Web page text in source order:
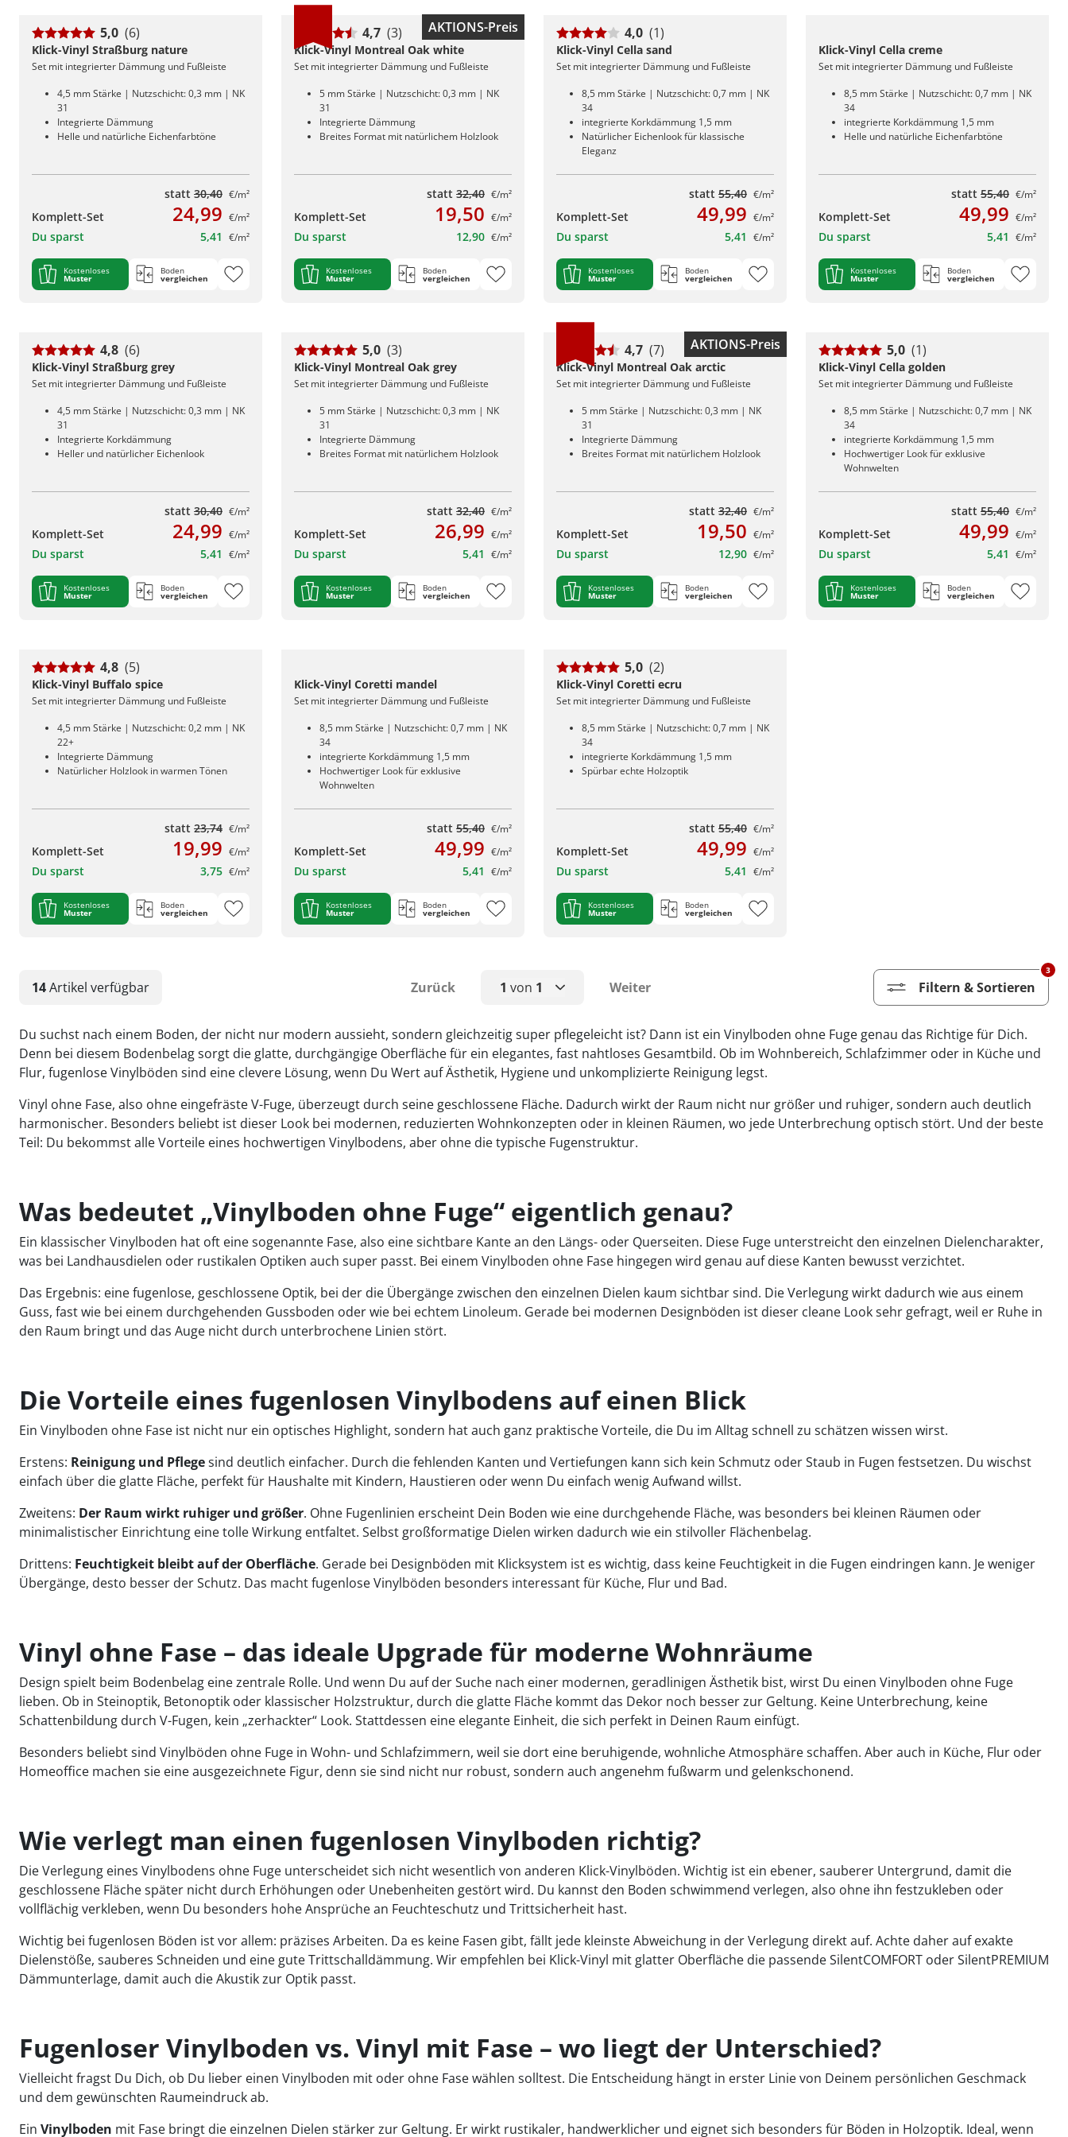
5,0 (6)
Klick-Vinyl Straßburg nature
Set mit integrierter Dämmung und Fußleiste
4,5 mm Stärke | Nutzschicht: 0,3 mm | NK
31
Integrierte Dämmung
Helle und natürliche Eichenfarbtöne
statt 30,40 €/m²
Komplett-Set 24,99 €/m²
Du sparst 5,41 €/m²
Kostenloses
Muster
Boden
vergleichen
AKTIONS-Preis
4,7 (3)
Klick-Vinyl Montreal Oak white
Set mit integrierter Dämmung und Fußleiste
5 mm Stärke | Nutzschicht: 0,3 mm | NK
31
Integrierte Dämmung
Breites Format mit natürlichem Holzlook
statt 32,40 €/m²
Komplett-Set 19,50 €/m²
Du sparst 12,90 €/m²
Kostenloses
Muster
Boden
vergleichen
4,0 (1)
Klick-Vinyl Cella sand
Set mit integrierter Dämmung und Fußleiste
8,5 mm Stärke | Nutzschicht: 0,7 mm | NK
34
integrierte Korkdämmung 1,5 mm
Natürlicher Eichenlook für klassische
Eleganz
statt 55,40 €/m²
Komplett-Set 49,99 €/m²
Du sparst 5,41 €/m²
Kostenloses
Muster
Boden
vergleichen
Klick-Vinyl Cella creme
Set mit integrierter Dämmung und Fußleiste
8,5 mm Stärke | Nutzschicht: 0,7 mm | NK
34
integrierte Korkdämmung 1,5 mm
Helle und natürliche Eichenfarbtöne
statt 55,40 €/m²
Komplett-Set 49,99 €/m²
Du sparst 5,41 €/m²
Kostenloses
Muster
Boden
vergleichen
4,8 (6)
Klick-Vinyl Straßburg grey
Set mit integrierter Dämmung und Fußleiste
4,5 mm Stärke | Nutzschicht: 0,3 mm | NK
31
Integrierte Korkdämmung
Heller und natürlicher Eichenlook
statt 30,40 €/m²
Komplett-Set 24,99 €/m²
Du sparst 5,41 €/m²
Kostenloses
Muster
Boden
vergleichen
5,0 (3)
Klick-Vinyl Montreal Oak grey
Set mit integrierter Dämmung und Fußleiste
5 mm Stärke | Nutzschicht: 0,3 mm | NK
31
Integrierte Dämmung
Breites Format mit natürlichem Holzlook
statt 32,40 €/m²
Komplett-Set 26,99 €/m²
Du sparst 5,41 €/m²
Kostenloses
Muster
Boden
vergleichen
AKTIONS-Preis
4,7 (7)
Klick-Vinyl Montreal Oak arctic
Set mit integrierter Dämmung und Fußleiste
5 mm Stärke | Nutzschicht: 0,3 mm | NK
31
Integrierte Dämmung
Breites Format mit natürlichem Holzlook
statt 32,40 €/m²
Komplett-Set 19,50 €/m²
Du sparst 12,90 €/m²
Kostenloses
Muster
Boden
vergleichen
5,0 (1)
Klick-Vinyl Cella golden
Set mit integrierter Dämmung und Fußleiste
8,5 mm Stärke | Nutzschicht: 0,7 mm | NK
34
integrierte Korkdämmung 1,5 mm
Hochwertiger Look für exklusive
Wohnwelten
statt 55,40 €/m²
Komplett-Set 49,99 €/m²
Du sparst 5,41 €/m²
Kostenloses
Muster
Boden
vergleichen
4,8 (5)
Klick-Vinyl Buffalo spice
Set mit integrierter Dämmung und Fußleiste
4,5 mm Stärke | Nutzschicht: 0,2 mm | NK
22+
Integrierte Dämmung
Natürlicher Holzlook in warmen Tönen
statt 23,74 €/m²
Komplett-Set 19,99 €/m²
Du sparst 3,75 €/m²
Kostenloses
Muster
Boden
vergleichen
Klick-Vinyl Coretti mandel
Set mit integrierter Dämmung und Fußleiste
8,5 mm Stärke | Nutzschicht: 0,7 mm | NK
34
integrierte Korkdämmung 1,5 mm
Hochwertiger Look für exklusive
Wohnwelten
statt 55,40 €/m²
Komplett-Set 49,99 €/m²
Du sparst 5,41 €/m²
Kostenloses
Muster
Boden
vergleichen
5,0 (2)
Klick-Vinyl Coretti ecru
Set mit integrierter Dämmung und Fußleiste
8,5 mm Stärke | Nutzschicht: 0,7 mm | NK
34
integrierte Korkdämmung 1,5 mm
Spürbar echte Holzoptik
statt 55,40 €/m²
Komplett-Set 49,99 €/m²
Du sparst 5,41 €/m²
Kostenloses
Muster
Boden
vergleichen
14Artikel verfügbar Zurück 1 von 1 Weiter Filtern & Sortieren
3
Du suchst nach einem Boden, der nicht nur modern aussieht, sondern gleichzeitig super pflegeleicht ist? Dann ist ein Vinylboden ohne Fuge genau das Richtige für Dich.
Denn bei diesem Bodenbelag sorgt die glatte, durchgängige Oberfläche für ein elegantes, fast nahtloses Gesamtbild. Ob im Wohnbereich, Schlafzimmer oder in Küche und
Flur, fugenlose Vinylböden sind eine clevere Lösung, wenn Du Wert auf Ästhetik, Hygiene und unkomplizierte Reinigung legst.
Vinyl ohne Fase, also ohne eingefräste V-Fuge, überzeugt durch seine geschlossene Fläche. Dadurch wirkt der Raum nicht nur größer und ruhiger, sondern auch deutlich
harmonischer. Besonders beliebt ist dieser Look bei modernen, reduzierten Wohnkonzepten oder in kleinen Räumen, wo jede Unterbrechung optisch stört. Und der beste
Teil: Du bekommst alle Vorteile eines hochwertigen Vinylbodens, aber ohne die typische Fugenstruktur.
Was bedeutet „Vinylboden ohne Fuge“ eigentlich genau?
Ein klassischer Vinylboden hat oft eine sogenannte Fase, also eine sichtbare Kante an den Längs- oder Querseiten. Diese Fuge unterstreicht den einzelnen Dielencharakter,
was bei Landhausdielen oder rustikalen Optiken auch super passt. Bei einem Vinylboden ohne Fase hingegen wird genau auf diese Kanten bewusst verzichtet.
Das Ergebnis: eine fugenlose, geschlossene Optik, bei der die Übergänge zwischen den einzelnen Dielen kaum sichtbar sind. Die Verlegung wirkt dadurch wie aus einem
Guss, fast wie bei einem durchgehenden Gussboden oder wie bei echtem Linoleum. Gerade bei modernen Designböden ist dieser cleane Look sehr gefragt, weil er Ruhe in
den Raum bringt und das Auge nicht durch unterbrochene Linien stört.
Die Vorteile eines fugenlosen Vinylbodens auf einen Blick
Ein Vinylboden ohne Fase ist nicht nur ein optisches Highlight, sondern hat auch ganz praktische Vorteile, die Du im Alltag schnell zu schätzen wissen wirst.
Erstens: Reinigung und Pflegesind deutlich einfacher. Durch die fehlenden Kanten und Vertiefungen kann sich kein Schmutz oder Staub in Fugen festsetzen. Du wischst
einfach über die glatte Fläche, perfekt für Haushalte mit Kindern, Haustieren oder wenn Du einfach wenig Aufwand willst.
Zweitens: Der Raum wirkt ruhiger und größer. Ohne Fugenlinien erscheint Dein Boden wie eine durchgehende Fläche, was besonders bei kleinen Räumen oder
minimalistischer Einrichtung eine tolle Wirkung entfaltet. Selbst großformatige Dielen wirken dadurch wie ein stilvoller Flächenbelag.
Drittens: Feuchtigkeit bleibt auf der Oberfläche. Gerade bei Designböden mit Klicksystem ist es wichtig, dass keine Feuchtigkeit in die Fugen eindringen kann. Je weniger
Übergänge, desto besser der Schutz. Das macht fugenlose Vinylböden besonders interessant für Küche, Flur und Bad.
Vinyl ohne Fase – das ideale Upgrade für moderne Wohnräume
Design spielt beim Bodenbelag eine zentrale Rolle. Und wenn Du auf der Suche nach einer modernen, geradlinigen Ästhetik bist, wirst Du einen Vinylboden ohne Fuge
lieben. Ob in Steinoptik, Betonoptik oder klassischer Holzstruktur, durch die glatte Fläche kommt das Dekor noch besser zur Geltung. Keine Unterbrechung, keine
Schattenbildung durch V-Fugen, kein „zerhackter“ Look. Stattdessen eine elegante Einheit, die sich perfekt in Deinen Raum einfügt.
Besonders beliebt sind Vinylböden ohne Fuge in Wohn- und Schlafzimmern, weil sie dort eine beruhigende, wohnliche Atmosphäre schaffen. Aber auch in Küche, Flur oder
Homeoffice machen sie eine ausgezeichnete Figur, denn sie sind nicht nur robust, sondern auch angenehm fußwarm und gelenkschonend.
Wie verlegt man einen fugenlosen Vinylboden richtig?
Die Verlegung eines Vinylbodens ohne Fuge unterscheidet sich nicht wesentlich von anderen Klick-Vinylböden. Wichtig ist ein ebener, sauberer Untergrund, damit die
geschlossene Fläche später nicht durch Erhöhungen oder Unebenheiten gestört wird. Du kannst den Boden schwimmend verlegen, also ohne ihn festzukleben oder
vollflächig verkleben, wenn Du besonders hohe Ansprüche an Feuchteschutz und Trittsicherheit hast.
Wichtig bei fugenlosen Böden ist vor allem: präzises Arbeiten. Da es keine Fasen gibt, fällt jede kleinste Abweichung in der Verlegung direkt auf. Achte daher auf exakte
Dielenstöße, sauberes Schneiden und eine gute Trittschalldämmung. Wir empfehlen bei Klick-Vinyl mit glatter Oberfläche die passende SilentCOMFORT oder SilentPREMIUM
Dämmunterlage, damit auch die Akustik zur Optik passt.
Fugenloser Vinylboden vs. Vinyl mit Fase – wo liegt der Unterschied?
Vielleicht fragst Du Dich, ob Du lieber einen Vinylboden mit oder ohne Fase wählen solltest. Die Entscheidung hängt in erster Linie von Deinem persönlichen Geschmack
und dem gewünschten Raumeindruck ab.
Ein Vinylboden mit Fase bringt die einzelnen Dielen stärker zur Geltung. Er wirkt rustikaler, handwerklicher und eignet sich besonders für Böden in Holzoptik. Ideal, wenn